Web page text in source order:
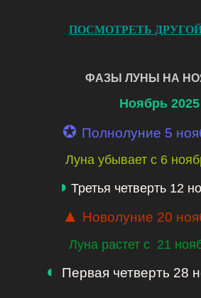
ПОСМОТРЕТЬ
ФАЗЫ ЛУНЫ НА
Ноябрь 2025
✪ Полнолуние 5
Луна убывает с 6
◑ Третья четверть 12
▲ Новолуние 20
Луна растет с 21
◐ Первая четверть 28